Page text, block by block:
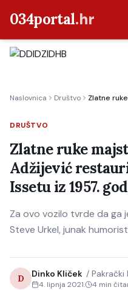
034portal.hr
Crna kronika
Poljoprivreda
Politika
Gospodarstvo
Život
Kultura
Sport
Naslovnica Društvo Zlatne
DRUŠTVO
Zlatne ruke
Adžijević
Issetu iz 1957.
Za ovo vozilo tvrde da ga
Steve Urkel, junak
D Dinko Kliček / Pakrački
4. lipnja 2021. 4 min